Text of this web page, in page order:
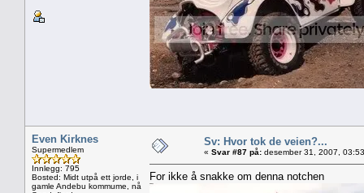
Even Kirknes
Supermedlem
Innlegg: 795
Bosted: Midt utpå ett jorde, i
gamle Andebu kommume, nå
Sv: Hvor tok de veien?...
« Svar #87 på: desember 31, 2007,
For ikke å snakke om denna notchen